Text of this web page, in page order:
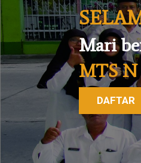
Mari
MTS N
DAFTAR